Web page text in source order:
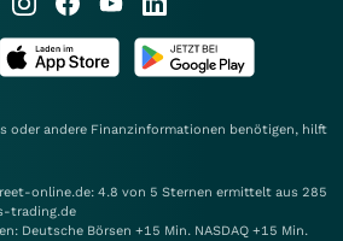
oder andere Finanzinformationen benötigen, hilft
online.de: 4.8 von 5 Sternen ermittelt aus 285
trading.de
Deutsche Börsen +15 Min. NASDAQ +15 Min.